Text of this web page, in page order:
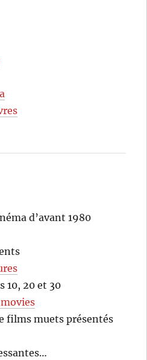
d’avant 1980
10, 20 et 30
films muets présentés